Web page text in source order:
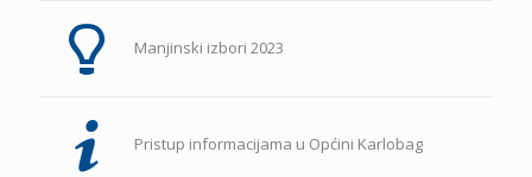
Manjinski izbori 2023
Pristup informacijama u Općini Karlobag